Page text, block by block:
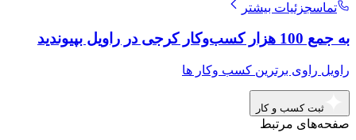
تماسجزئیات بیشتر
به جمع 100 هزار کسب‌وکار کرجی در راویل بپیوندید
راویل راوی برترین کسب وکار ها
ثبت کسب و کار
صفحه‌های مرتبط